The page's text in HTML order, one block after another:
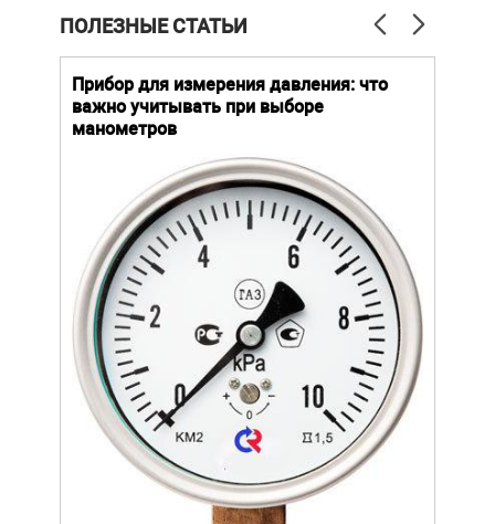
ПОЛЕЗНЫЕ СТАТЬИ
Прибор для измерения давления: что
важно учитывать при выборе
манометров